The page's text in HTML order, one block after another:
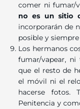
comer ni fumar/
no es un sitio
incorporarán de
posible y
Los hermanos
fumar/vapear,
que el resto de
el móvil ni el
hacerse fotos.
Penitencia y